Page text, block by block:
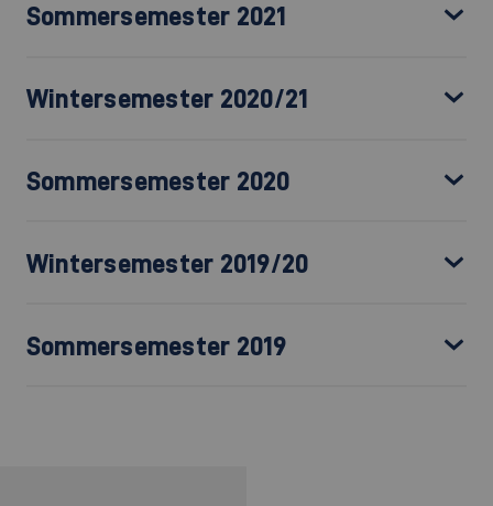
Sommersemester 2021
Wintersemester 2020/21
Sommersemester 2020
Wintersemester 2019/20
Sommersemester 2019